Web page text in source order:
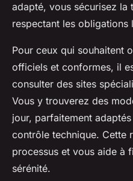
adapté, vous sécurisez la
respectant les obligations
Pour ceux qui souhaitent
officiels et conformes, il
consulter des sites
Vous y trouverez des
jour, parfaitement
contrôle technique. Cette
processus et vous aide à
sérénité.